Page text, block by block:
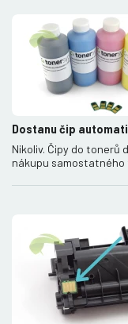
Dostanu čip
Nikoliv. Čipy do tonerů
nákupu